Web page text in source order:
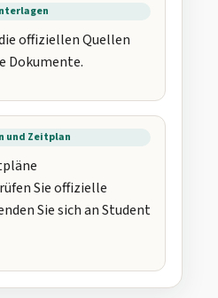
offiziellen Quellen
Dokumente.
und Zeitplan
Sie offizielle
Sie sich an Student